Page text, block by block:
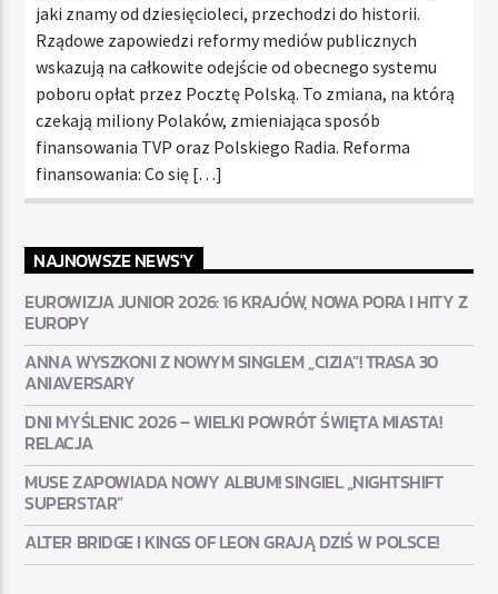
jaki znamy od dziesięcioleci, przechodzi do historii.
Rządowe zapowiedzi reformy mediów publicznych
wskazują na całkowite odejście od obecnego systemu
poboru opłat przez Pocztę Polską. To zmiana, na którą
czekają miliony Polaków, zmieniająca sposób
finansowania TVP oraz Polskiego Radia. Reforma
finansowania: Co się […]
NAJNOWSZE NEWS'Y
EUROWIZJA JUNIOR 2026: 16 KRAJÓW, NOWA PORA I HITY Z
EUROPY
ANNA WYSZKONI Z NOWYM SINGLEM „CIZIA”! TRASA 30
ANIAVERSARY
DNI MYŚLENIC 2026 – WIELKI POWRÓT ŚWIĘTA MIASTA!
RELACJA
MUSE ZAPOWIADA NOWY ALBUM! SINGIEL „NIGHTSHIFT
SUPERSTAR”
ALTER BRIDGE I KINGS OF LEON GRAJĄ DZIŚ W POLSCE!